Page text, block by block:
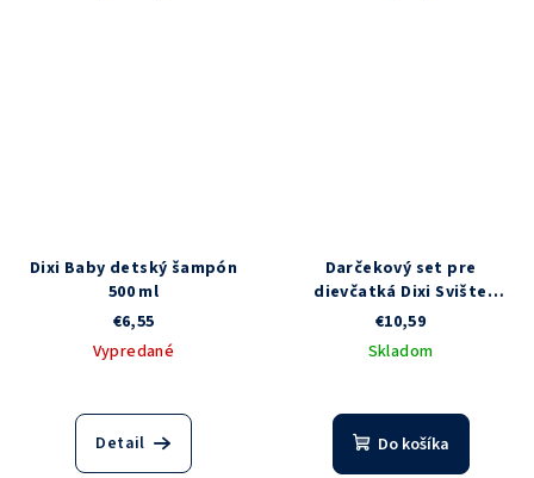
Dixi Baby detský šampón
500 ml
€6,55
Vypredané
Detail
Darčekový set pre
dievčatká Dixi Svište
Grétka a jej priatelia
€10,59
Skladom
Do košíka